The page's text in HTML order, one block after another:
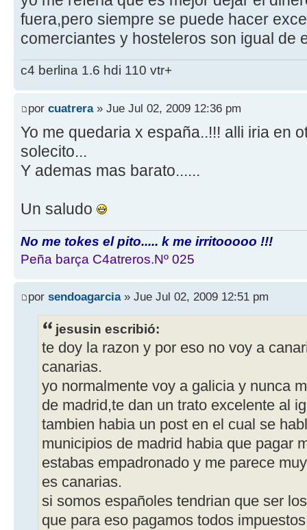
fuera,pero siempre se puede hacer
comerciantes y hosteleros son igual de
c4 berlina 1.6 hdi 110 vtr+
por cuatrera» Jue Jul 02, 2009 12:36 pm
Yo me quedaria x españa..!!! alli iria en
solecito...
Y ademas mas barato......
Un saludo
No me tokes el pito..... k me irritooooo !!!
Peña barça C4atreros.Nº 025
por sendoagarcia» Jue Jul 02, 2009 12:51 pm
jesusin escribió:
te doy la razon y por eso no voy a
canarias.
yo normalmente voy a galicia y nunca
de madrid,te dan un trato excelente al
tambien habia un post en el cual se
municipios de madrid habia que pagar
estabas empadronado y me parece
es canarias.
si somos españoles tendrian que ser
que para eso pagamos todos